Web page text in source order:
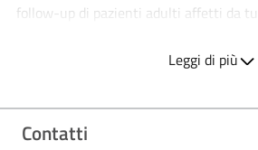
follow-up di pazienti adulti affetti da
l’Università degli Studi di Pavia nel
Università nel 2016.
Leggi di più
Contatti